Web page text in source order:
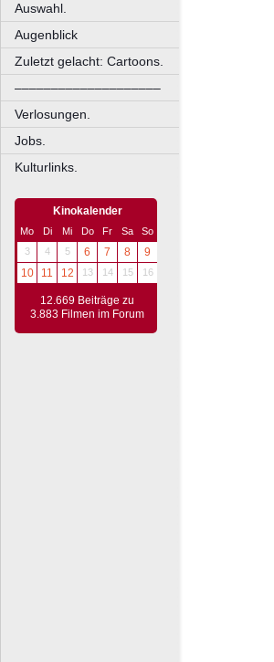
Auswahl.
Augenblick
Zuletzt gelacht: Cartoons.
––––––––––––––––––––
Verlosungen.
Jobs.
Kulturlinks.
Kinokalender
Mo Di Mi Do Fr Sa
So
3
4 5 6 7 8
9
10
11 12 13 14 15 16
12.669 Beiträge zu
3.883 Filmen im Forum